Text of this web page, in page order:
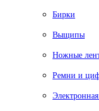
Бирки
Выщипы
Ножные
Ремни и